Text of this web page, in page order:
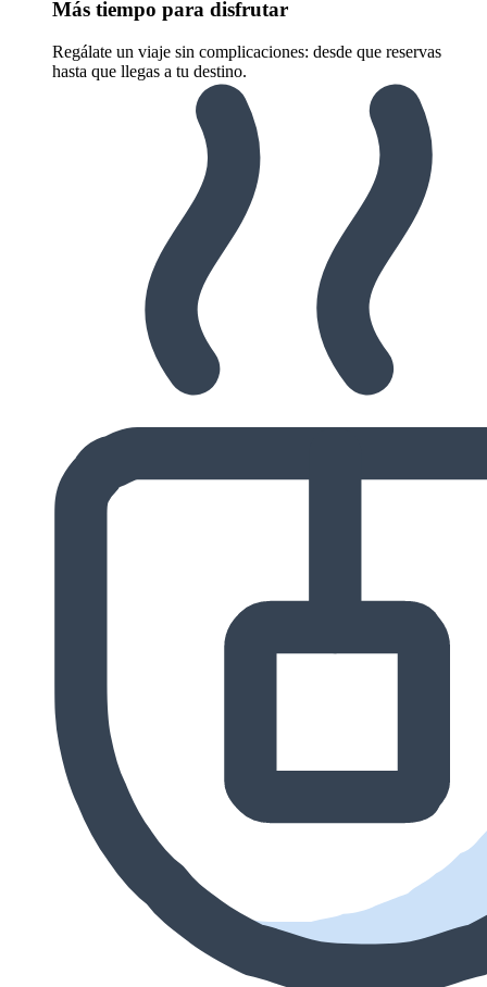
Más tiempo para disfrutar
Regálate un viaje sin complicaciones: desde que reservas
hasta que llegas a tu destino.